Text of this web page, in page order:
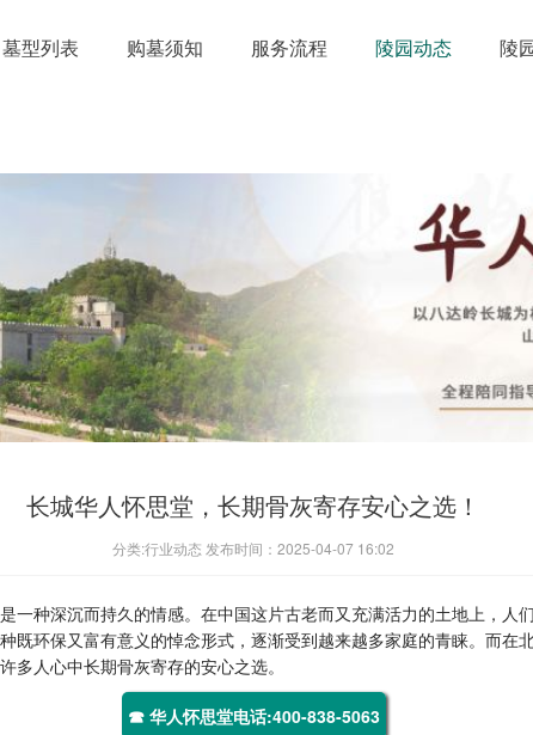
墓型列表 购墓须知 服务流程 陵园动态 陵
长城华人怀思堂，长期骨灰寄存安心之选！
分类:行业动态 发布时间：2025-04-07 16:02
一种深沉而持久的情感。在中国这片古老而又充满活力的土地上，
既环保又富有意义的悼念形式，逐渐受到越来越多家庭的青睐。而在
人心中长期骨灰寄存的安心之选。
☎ 华人怀思堂电话:400-838-5063